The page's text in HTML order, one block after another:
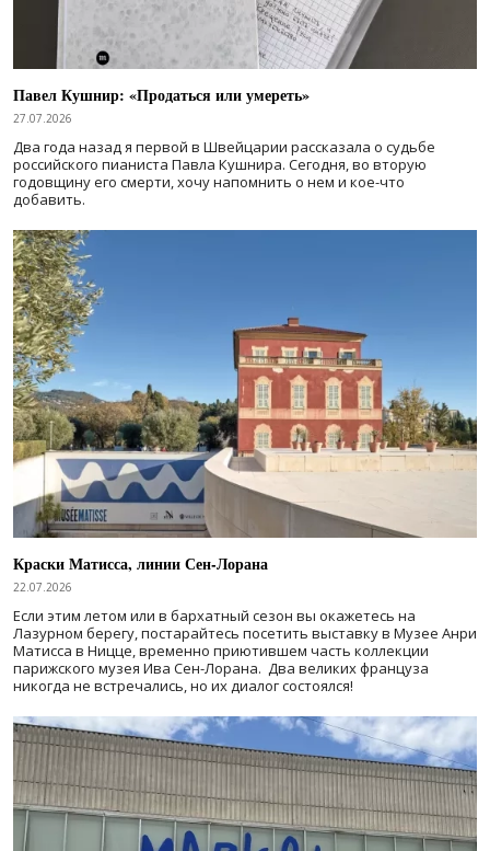
Павел Кушнир: «Продаться или умереть»
27.07.2026
Два года назад я первой в Швейцарии рассказала о судьбе
российского пианиста Павла Кушнира. Сегодня, во вторую
годовщину его смерти, хочу напомнить о нем и кое-что
добавить.
Краски Матисса, линии Сен-Лорана
22.07.2026
Если этим летом или в бархатный сезон вы окажетесь на
Лазурном берегу, постарайтесь посетить выставку в Музее Анри
Матисса в Ницце, временно приютившем часть коллекции
парижского музея Ива Сен-Лорана. Два великих француза
никогда не встречались, но их диалог состоялся!